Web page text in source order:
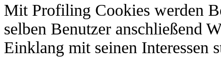
Mit Profiling Cookies werden
selben Benutzer anschließend
Einklang mit seinen Interessen